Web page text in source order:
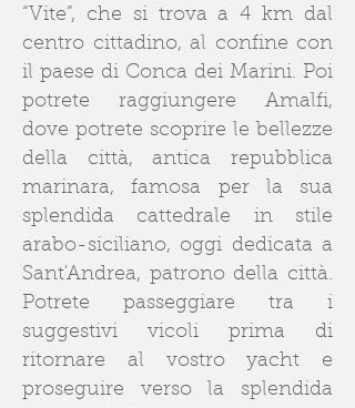
“Vite”, che si trova a 4 km dal
centro cittadino, al confine con
il paese di Conca dei Marini. Poi
potrete raggiungere Amalfi,
dove potrete scoprire le bellezze
della città, antica repubblica
marinara, famosa per la sua
splendida cattedrale in stile
arabo-siciliano, oggi dedicata a
Sant'Andrea, patrono della città.
Potrete passeggiare tra i
suggestivi vicoli prima di
ritornare al vostro yacht e
proseguire verso la splendida